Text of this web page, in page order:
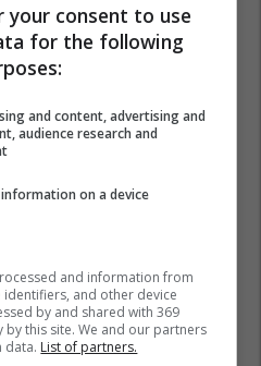
your consent to use
for the following
and content, advertising and
audience research and
on a device
and information from
and other device
by and shared with 369
this site. We and our partners
data. List of partners.